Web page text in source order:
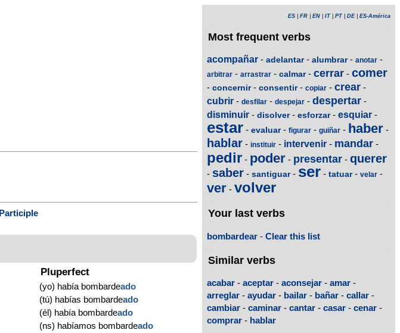
Participle
Pluperfect
(yo) había bombardeado
(tú) habías bombardeado
(él) había bombardeado
(ns) habíamos bombardeado
ES FR EN IT PT DE| ES-América
Most frequent verbs
acompañar - adelantar- alumbrar- anotar -
arbitrar - arrastrar - calmar- cerrar - comer
- concernir- consentir- copiar - crear -
cubrir - desfilar - despejar - despertar -
disminuir - disolver- esforzar- esquiar -
estar - evaluar- figurar - guiñar - haber -
hablar - instituir - intervenir - mandar -
pedir - poder - presentar - querer
- saber - santiguar- ser - tatuar- velar -
ver - volver
Your last verbs
bombardear - Clear this list
Similar verbs
acabar - aceptar - aconsejar - amar -
arreglar - ayudar - bailar - bañar - callar -
cambiar - caminar - cantar - casar - cenar -
comprar - hablar